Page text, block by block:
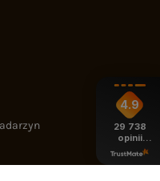
4.9
29 738
opinii
z całego